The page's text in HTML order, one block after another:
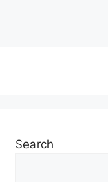
Search